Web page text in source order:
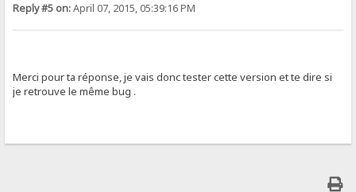
Reply #5 on:April 07, 2015, 05:39:16 PM
Merci pour ta réponse, je vais donc tester cette version et te dire si
je retrouve le même bug .